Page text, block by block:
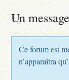
Un
Ce forum est
n’apparaîtra